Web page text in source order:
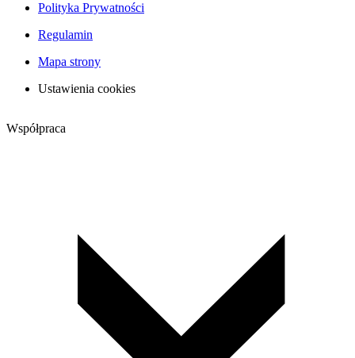
Polityka Prywatności
Regulamin
Mapa strony
Ustawienia cookies
Współpraca